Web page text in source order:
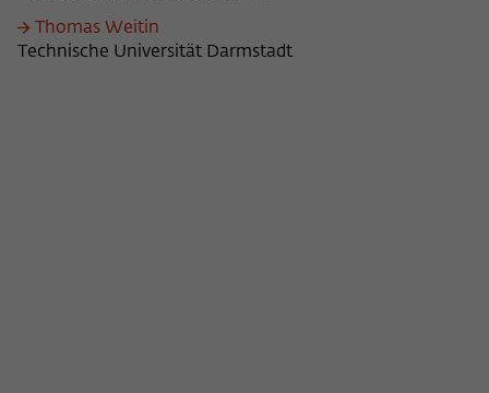
Thomas Weitin
Technische Universität Darmstadt